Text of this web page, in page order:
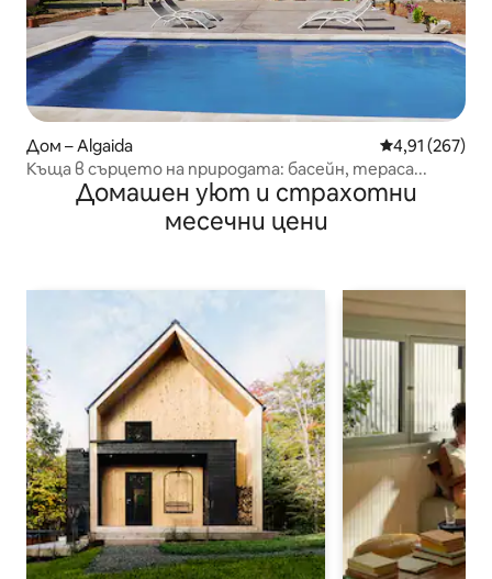
Дом – Algaida Средна
4,91 (267)
Къща в сърцето на природата: басейн, тераса...
Домашен уют и страхотни
месечни цени